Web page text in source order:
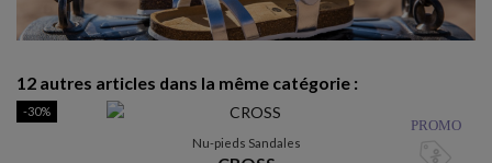
12 autres articles dans la même catégorie :
PROMO
-30%
Nu-pieds Sandales